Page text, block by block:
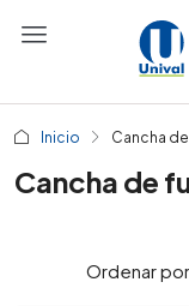
Inicio Cancha
Cancha de
Ordenar